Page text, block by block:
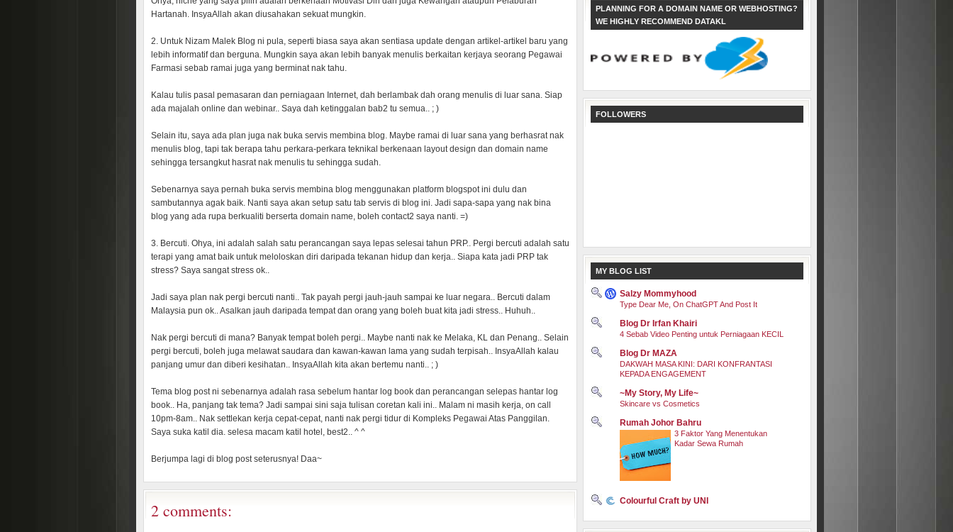
Hartanah. InsyaAllah akan diusahakan sekuat mungkin.
2. Untuk Nizam Malek Blog ni pula, seperti biasa saya akan sentiasa update dengan artikel-artikel baru yang
lebih informatif dan berguna. Mungkin saya akan lebih banyak menulis berkaitan kerjaya seorang Pegawai
Farmasi sebab ramai juga yang berminat nak tahu.
Kalau tulis pasal pemasaran dan perniagaan Internet, dah berlambak dah orang menulis di luar sana. Siap
ada majalah online dan webinar.. Saya dah ketinggalan bab2 tu semua.. ; )
Selain itu, saya ada plan juga nak buka servis membina blog. Maybe ramai di luar sana yang berhasrat nak
menulis blog, tapi tak berapa tahu perkara-perkara teknikal berkenaan layout design dan domain name
sehingga tersangkut hasrat nak menulis tu sehingga sudah.
Sebenarnya saya pernah buka servis membina blog menggunakan platform blogspot ini dulu dan
sambutannya agak baik. Nanti saya akan setup satu tab servis di blog ini. Jadi sapa-sapa yang nak bina
blog yang ada rupa berkualiti berserta domain name, boleh contact2 saya nanti. =)
3. Bercuti. Ohya, ini adalah salah satu perancangan saya lepas selesai tahun PRP.. Pergi bercuti adalah satu
terapi yang amat baik untuk meloloskan diri daripada tekanan hidup dan kerja.. Siapa kata jadi PRP tak
stress? Saya sangat stress ok..
Jadi saya plan nak pergi bercuti nanti.. Tak payah pergi jauh-jauh sampai ke luar negara.. Bercuti dalam
Malaysia pun ok.. Asalkan jauh daripada tempat dan orang yang boleh buat kita jadi stress.. Huhuh..
Nak pergi bercuti di mana? Banyak tempat boleh pergi.. Maybe nanti nak ke Melaka, KL dan Penang.. Selain
pergi bercuti, boleh juga melawat saudara dan kawan-kawan lama yang sudah terpisah.. InsyaAllah kalau
panjang umur dan diberi kesihatan.. InsyaAllah kita akan bertemu nanti.. ; )
Tema blog post ni sebenarnya adalah rasa sebelum hantar log book dan perancangan selepas hantar log
book.. Ha, panjang tak tema? Jadi sampai sini saja tulisan coretan kali ini.. Malam ni masih kerja, on call
10pm-8am.. Nak settlekan kerja cepat-cepat, nanti nak pergi tidur di Kompleks Pegawai Atas Panggilan.
Saya suka katil dia. selesa macam katil hotel, best2.. ^ ^
Berjumpa lagi di blog post seterusnya! Daa~
2 comments:
PLANNING FOR A DOMAIN NAME OR WEBHOSTING?
WE HIGHLY RECOMMEND DATAKL
FOLLOWERS
MY BLOG LIST
Salzy Mommyhood
Type Dear Me, On ChatGPT And Post It
Blog Dr Irfan Khairi
4 Sebab Video Penting untuk Perniagaan KECIL
Blog Dr MAZA
DAKWAH MASA KINI: DARI KONFRANTASI
KEPADA ENGAGEMENT
~My Story, My Life~
Skincare vs Cosmetics
Rumah Johor Bahru
3 Faktor Yang Menentukan
Kadar Sewa Rumah
Colourful Craft by UNI